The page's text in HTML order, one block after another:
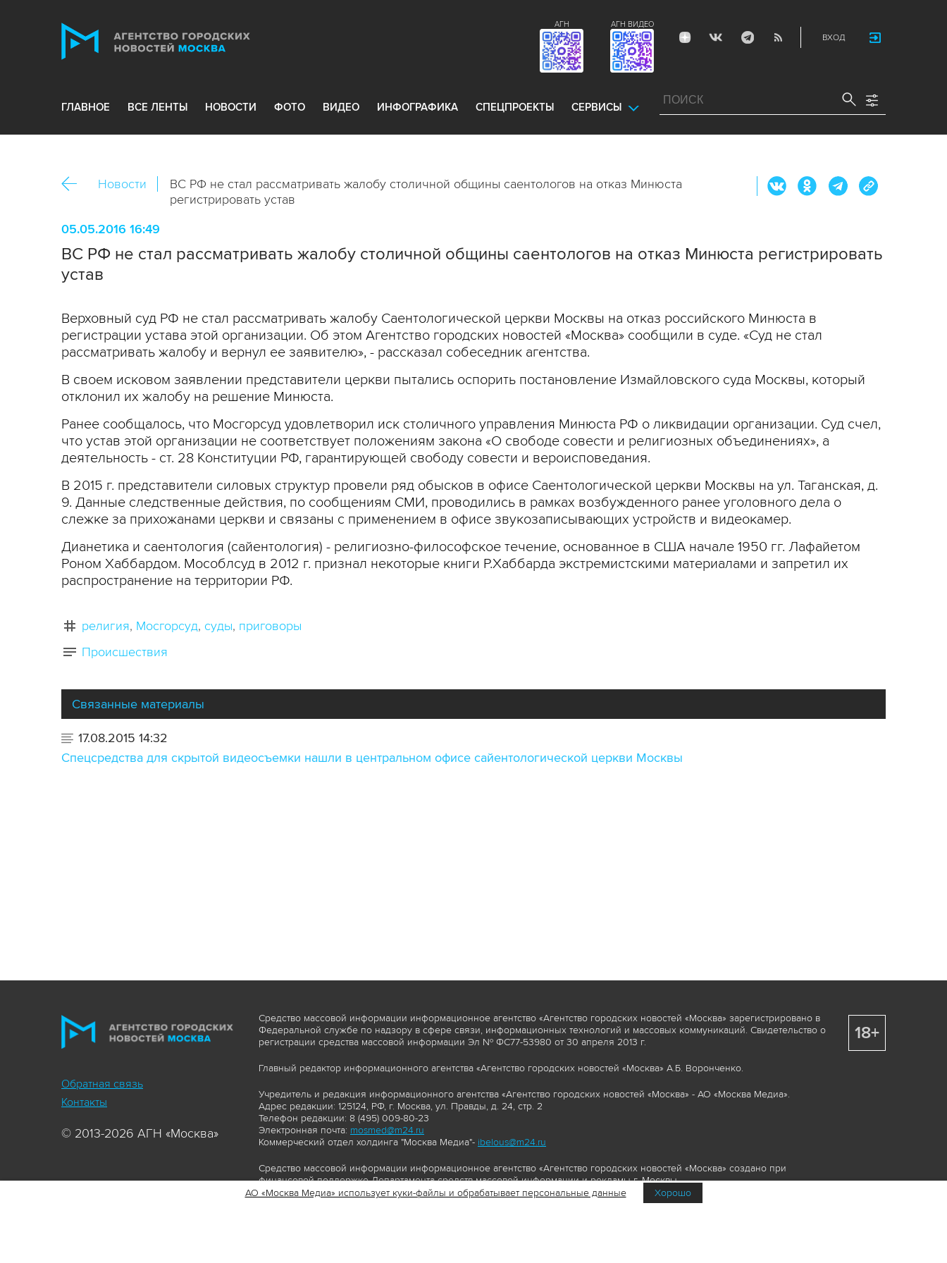
ВХОД
АГН ВИДЕО
АГН
ГЛАВНОЕ ВСЕ ЛЕНТЫ НОВОСТИ ФОТО ВИДЕО ИНФОГРАФИКА СПЕЦПРОЕКТЫ СЕРВИСЫ
Новости
ВС РФ не стал рассматривать жалобу столичной общины саентологов на отказ Минюста
регистрировать устав
05.05.2016 16:49
ВС РФ не стал рассматривать жалобу столичной общины саентологов на отказ Минюста регистрировать
устав
Верховный суд РФ не стал рассматривать жалобу Саентологической церкви Москвы на отказ российского Минюста в
регистрации устава этой организации. Об этом Агентство городских новостей «Москва» сообщили в суде. «Суд не стал
рассматривать жалобу и вернул ее заявителю», - рассказал собеседник агентства.
В своем исковом заявлении представители церкви пытались оспорить постановление Измайловского суда Москвы, который
отклонил их жалобу на решение Минюста.
Ранее сообщалось, что Мосгорсуд удовлетворил иск столичного управления Минюста РФ о ликвидации организации. Суд счел,
что устав этой организации не соответствует положениям закона «О свободе совести и религиозных объединениях», а
деятельность - ст. 28 Конституции РФ, гарантирующей свободу совести и вероисповедания.
В 2015 г. представители силовых структур провели ряд обысков в офисе Саентологической церкви Москвы на ул. Таганская, д.
9. Данные следственные действия, по сообщениям СМИ, проводились в рамках возбужденного ранее уголовного дела о
слежке за прихожанами церкви и связаны с применением в офисе звукозаписывающих устройств и видеокамер.
Дианетика и саентология (сайентология) - религиозно-философское течение, основанное в США начале 1950 гг. Лафайетом
Роном Хаббардом. Мособлсуд в 2012 г. признал некоторые книги Р.Хаббарда экстремистскими материалами и запретил их
распространение на территории РФ.
религия Мосгорсуд суды приговоры
Происшествия
Связанные материалы
17.08.2015 14:32
Cпецсредства для скрытой видеосъемки нашли в центральном офисе сайентологической церкви Москвы
Обратная связь
Контакты
© 2013-2026 АГН «Москва»
Средство массовой информации информационное агентство «Агентство городских новостей «Москва» зарегистрировано в
Федеральной службе по надзору в сфере связи, информационных технологий и массовых коммуникаций. Свидетельство о
регистрации средства массовой информации Эл № ФС77-53980 от 30 апреля 2013 г.
Главный редактор информационного агентства «Агентство городских новостей «Москва» А.Б. Воронченко.
Учредитель и редакция информационного агентства «Агентство городских новостей «Москва» - АО «Москва Медиа».
Адрес редакции: 125124, РФ, г. Москва, ул. Правды, д. 24, стр. 2
Телефон редакции: 8 (495) 009-80-23
Электронная почта: mosmed@m24.ru
Коммерческий отдел холдинга "Москва Медиа"- ibelous@m24.ru
Средство массовой информации информационное агентство «Агентство городских новостей «Москва» создано при
финансовой поддержке Департамента средств массовой информации и рекламы г. Москвы.
Сайт https://www.mskagency.ru содержит материалы, товарные знаки и иные охраняемые элементы, включая, но, не
18+
АО «Москва Медиа» использует куки-файлы и обрабатывает персональные данные Хорошо